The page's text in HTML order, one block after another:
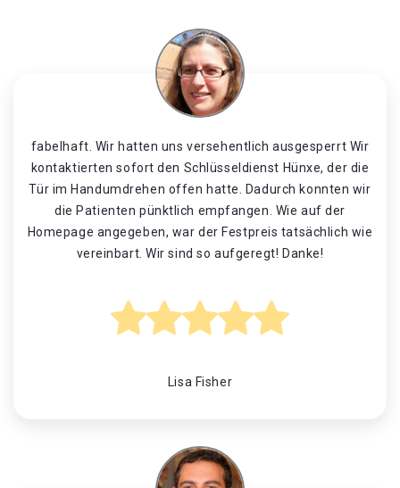
fabelhaft. Wir hatten uns versehentlich ausgesperrt Wir
kontaktierten sofort den Schlüsseldienst Hünxe, der die
Tür im Handumdrehen offen hatte. Dadurch konnten wir
die Patienten pünktlich empfangen. Wie auf der
Homepage angegeben, war der Festpreis tatsächlich wie
vereinbart. Wir sind so aufgeregt! Danke!
Lisa Fisher